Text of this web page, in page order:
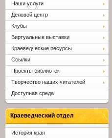
Наши услуги
Деловой центр
Клубы
Виртуальные выставки
Краеведческие ресурсы
Ссылки
Проекты библиотек
Творчество наших читателей
Доступная среда
Краеведческий отдел
История края